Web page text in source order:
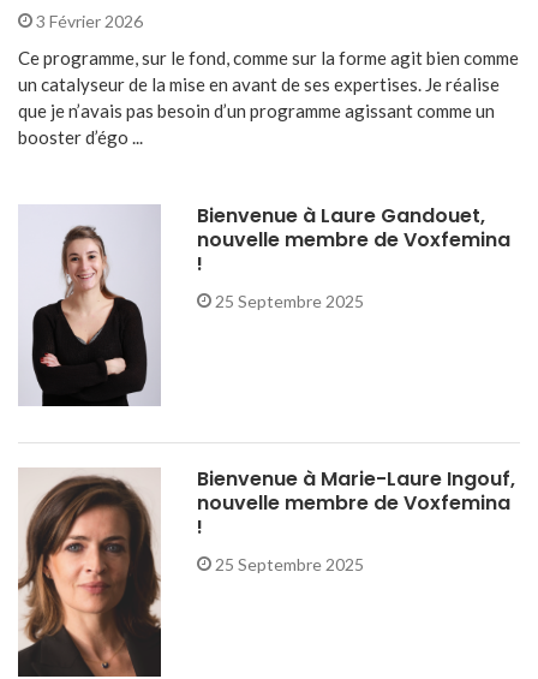
3 Février 2026
Ce programme, sur le fond, comme sur la forme agit bien comme
un catalyseur de la mise en avant de ses expertises. Je réalise
que je n’avais pas besoin d’un programme agissant comme un
booster d’égo ...
Bienvenue à Laure Gandouet,
nouvelle membre de Voxfemina
!
25 Septembre 2025
Bienvenue à Marie-Laure Ingouf,
nouvelle membre de Voxfemina
!
25 Septembre 2025